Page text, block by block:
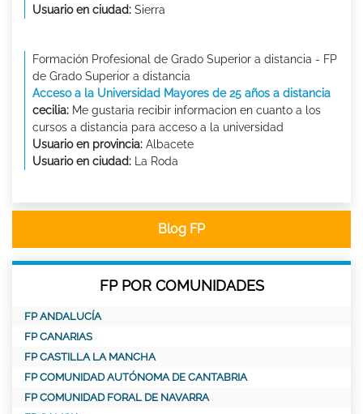
Usuario en ciudad: Sierra
Formación Profesional de Grado Superior a distancia - FP
de Grado Superior a distancia
Acceso a la Universidad Mayores de 25 años a distancia
cecilia: Me gustaria recibir informacion en cuanto a los
cursos a distancia para acceso a la universidad
Usuario en provincia: Albacete
Usuario en ciudad: La Roda
Blog FP
FP POR COMUNIDADES
FP ANDALUCÍA
FP CANARIAS
FP CASTILLA LA MANCHA
FP COMUNIDAD AUTÓNOMA DE CANTABRIA
FP COMUNIDAD FORAL DE NAVARRA